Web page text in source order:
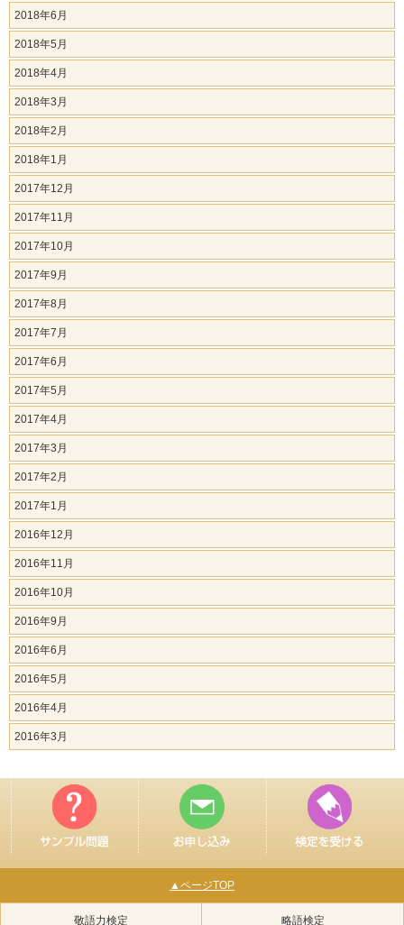
2018年6月
2018年5月
2018年4月
2018年3月
2018年2月
2018年1月
2017年12月
2017年11月
2017年10月
2017年9月
2017年8月
2017年7月
2017年6月
2017年5月
2017年4月
2017年3月
2017年2月
2017年1月
2016年12月
2016年11月
2016年10月
2016年9月
2016年6月
2016年5月
2016年4月
2016年3月
▲ページTOP
敬語力検定 略語検定